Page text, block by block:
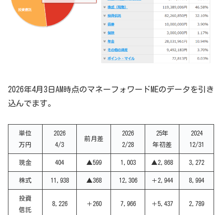
2026年4月3日AM時点のマネーフォワードMEのデータを引き
込んでます。
単位
万円
2026
4/3
前月差
2026
2/28
25年
年初差
2024
12/31
現金 404 ▲599 1,003 ▲2,868 3,272
株式 11,938 ▲368 12,306 ＋2,944 8,994
投資
信託
8,226 ＋260 7,966 ＋5,437 2,789